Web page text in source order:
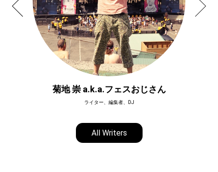
菊地 崇 a.k.a.フェスおじさん
ライター、編集者、DJ
All Writers